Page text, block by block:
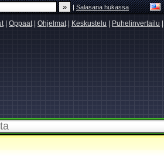
|Salasana hukassa
| Oppaat| Ohjelmat| Keskustelu Puhelinvertailu